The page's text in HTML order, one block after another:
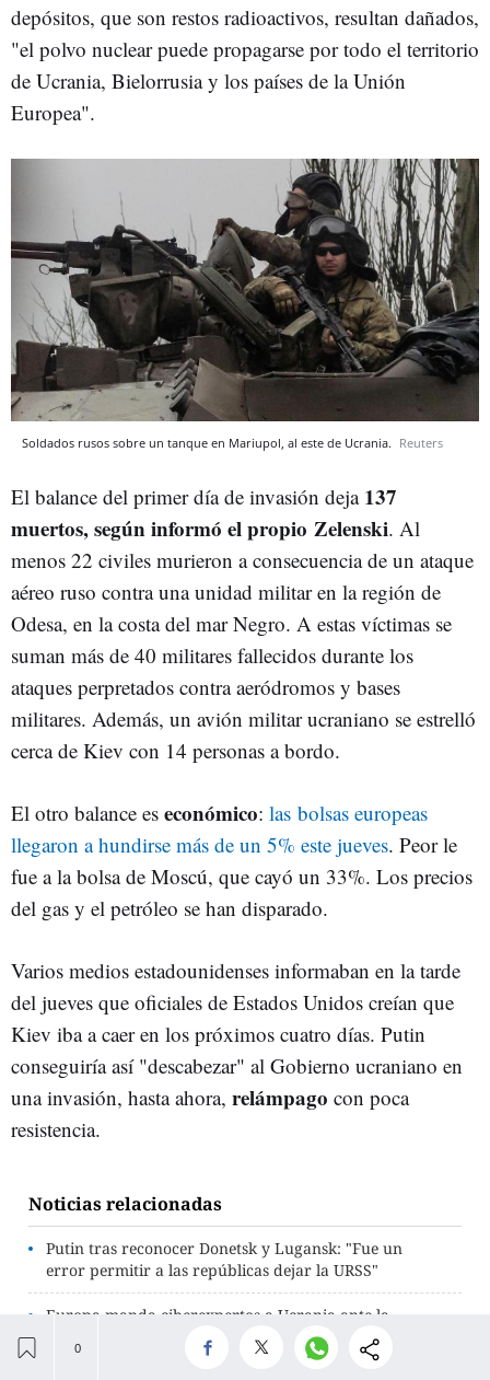
depósitos, que son restos radioactivos, resultan dañados,
"el polvo nuclear puede propagarse por todo el territorio
de Ucrania, Bielorrusia y los países de la Unión
Europea".
Soldados rusos sobre un tanque en Mariupol, al este de Ucrania. Reuters
El balance del primer día de invasión deja 137
muertos, según informó el propio Zelenski. Al
menos 22 civiles murieron a consecuencia de un ataque
aéreo ruso contra una unidad militar en la región de
Odesa, en la costa del mar Negro. A estas víctimas se
suman más de 40 militares fallecidos durante los
ataques perpretados contra aeródromos y bases
militares. Además, un avión militar ucraniano se estrelló
cerca de Kiev con 14 personas a bordo.
El otro balance es económico: las bolsas europeas
llegaron a hundirse más de un 5% este jueves. Peor le
fue a la bolsa de Moscú, que cayó un 33%. Los precios
del gas y el petróleo se han disparado.
Varios medios estadounidenses informaban en la tarde
del jueves que oficiales de Estados Unidos creían que
Kiev iba a caer en los próximos cuatro días. Putin
conseguiría así "descabezar" al Gobierno ucraniano en
una invasión, hasta ahora, relámpago con poca
resistencia.
Noticias relacionadas
Putin tras reconocer Donetsk y Lugansk: "Fue un
error permitir a las repúblicas dejar la URSS"
Europa manda ciberexpertos a Ucrania ante la
amenaza de hackers rusos